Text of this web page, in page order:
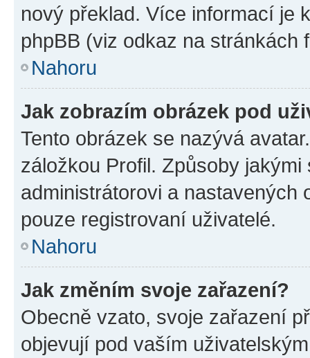
nový překlad. Více informací je
phpBB (viz odkaz na stránkách
Nahoru
Jak zobrazím obrázek pod
Tento obrázek se nazývá
záložkou Profil. Způsoby
administrátorovi a nastavených
pouze registrovaní uživatelé.
Nahoru
Jak změním svoje zařazení?
Obecně vzato, svoje zařazení
objevují pod vaším